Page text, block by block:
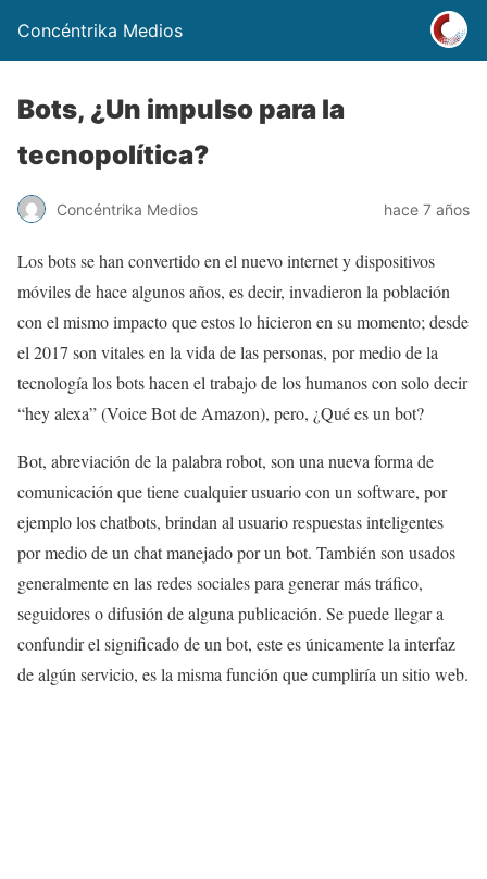
Concéntrika Medios
Bots, ¿Un impulso para la
tecnopolítica?
Concéntrika Medios hace 7 años
Los bots se han convertido en el nuevo internet y dispositivos
móviles de hace algunos años, es decir, invadieron la población
con el mismo impacto que estos lo hicieron en su momento; desde
el 2017 son vitales en la vida de las personas, por medio de la
tecnología los bots hacen el trabajo de los humanos con solo decir
“hey alexa” (Voice Bot de Amazon), pero, ¿Qué es un bot?
Bot, abreviación de la palabra robot, son una nueva forma de
comunicación que tiene cualquier usuario con un software, por
ejemplo los chatbots, brindan al usuario respuestas inteligentes
por medio de un chat manejado por un bot. También son usados
generalmente en las redes sociales para generar más tráfico,
seguidores o difusión de alguna publicación. Se puede llegar a
confundir el significado de un bot, este es únicamente la interfaz
de algún servicio, es la misma función que cumpliría un sitio web.